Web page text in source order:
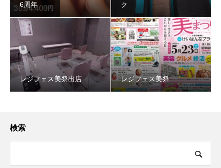
6周年
ク
レジフェス美祭出店 レジフェス美祭
検索